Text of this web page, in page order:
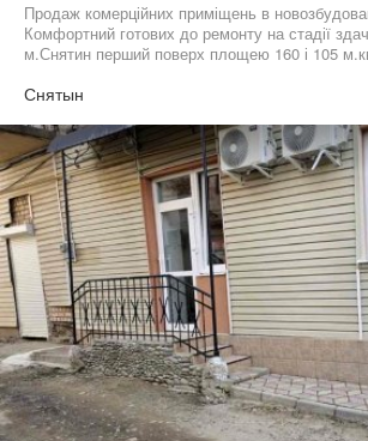
Продаж комерційних приміщень в
Комфортний готових до ремонту на стадії
м.Снятин перший поверх площею 160 і 105
Снятын